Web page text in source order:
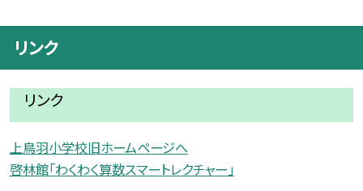
リンク
リンク
上鳥羽小学校旧ホームページへ
啓林館「わくわく算数スマートレクチャー」